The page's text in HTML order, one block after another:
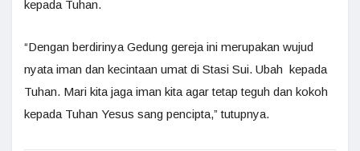
kepada Tuhan.
“Dengan berdirinya Gedung gereja ini merupakan wujud
nyata iman dan kecintaan umat di Stasi Sui. Ubah kepada
Tuhan. Mari kita jaga iman kita agar tetap teguh dan kokoh
kepada Tuhan Yesus sang pencipta,” tutupnya.